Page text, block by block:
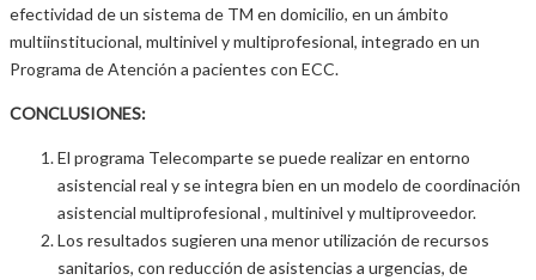
efectividad de un sistema de TM en domicilio, en un ámbito
multiinstitucional, multinivel y multiprofesional, integrado en un
Programa de Atención a pacientes con ECC.
CONCLUSIONES:
El programa Telecomparte se puede realizar en entorno
asistencial real y se integra bien en un modelo de coordinación
asistencial multiprofesional , multinivel y multiproveedor.
Los resultados sugieren una menor utilización de recursos
sanitarios, con reducción de asistencias a urgencias, de